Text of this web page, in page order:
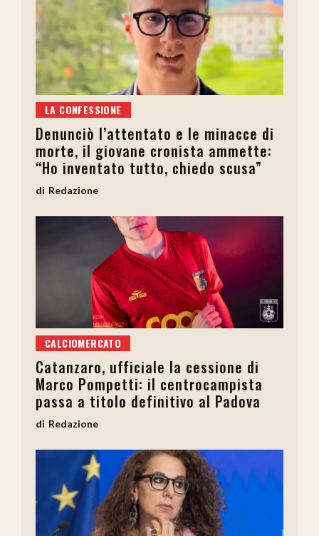
LA CONFESSIONE
Denunciò l’attentato e le minacce di
morte, il giovane cronista ammette:
“Ho inventato tutto, chiedo scusa”
Redazione
CALCIOMERCATO
Catanzaro, ufficiale la cessione di
Marco Pompetti: il centrocampista
passa a titolo definitivo al Padova
Redazione